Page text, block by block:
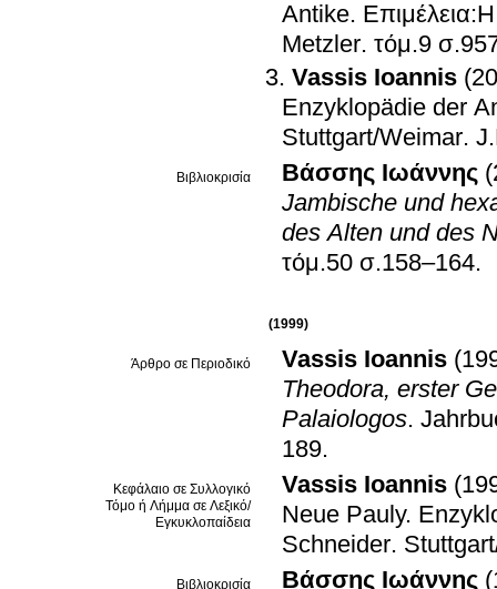
Antike.
Metzler.
τόμ.9
Vassis Ioannis
Enzyklopädie der
Stuttgart/Weimar.
Βιβλιοκρισία Βάσσης Ιωάννης
Jambische und
des Alten und des
τόμ.50 σ.158–164.
(1999)
Άρθρο σε Περιοδικό Vassis Ioannis
Theodora, erster
Palaiologos.
189.
Κεφάλαιο σε Συλλογικό
Τόμο ή Λήμμα σε Λεξικό/
Εγκυκλοπαίδεια
Vassis Ioannis
Neue Pauly.
Schneider.
Βιβλιοκρισία Βάσσης Ιωάννης